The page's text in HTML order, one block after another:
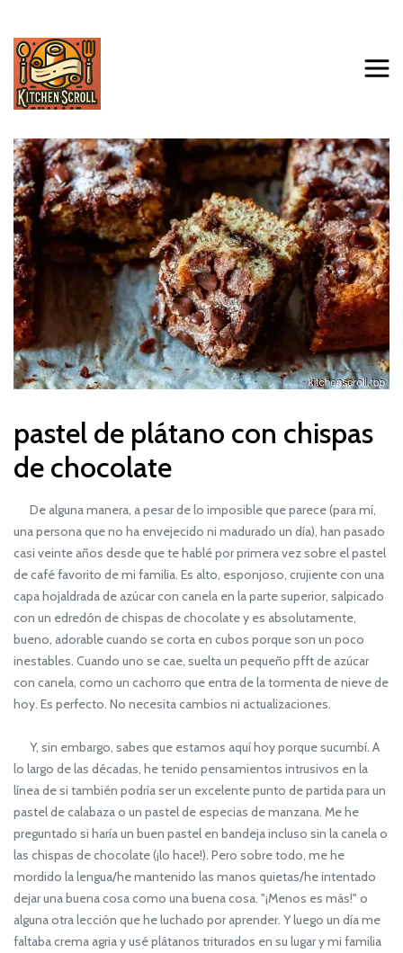
pastel de plátano con chispas
de chocolate
De alguna manera, a pesar de lo imposible que parece (para mí,
una persona que no ha envejecido ni madurado un día), han pasado
casi veinte años desde que te hablé por primera vez sobre el pastel
de café favorito de mi familia. Es alto, esponjoso, crujiente con una
capa hojaldrada de azúcar con canela en la parte superior, salpicado
con un edredón de chispas de chocolate y es absolutamente,
bueno, adorable cuando se corta en cubos porque son un poco
inestables. Cuando uno se cae, suelta un pequeño pfft de azúcar
con canela, como un cachorro que entra de la tormenta de nieve de
hoy. Es perfecto. No necesita cambios ni actualizaciones.
Y, sin embargo, sabes que estamos aquí hoy porque sucumbí. A
lo largo de las décadas, he tenido pensamientos intrusivos en la
línea de si también podría ser un excelente punto de partida para un
pastel de calabaza o un pastel de especias de manzana. Me he
preguntado si haría un buen pastel en bandeja incluso sin la canela o
las chispas de chocolate (¡lo hace!). Pero sobre todo, me he
mordido la lengua/he mantenido las manos quietas/he intentado
dejar una buena cosa como una buena cosa. "¡Menos es más!" o
alguna otra lección que he luchado por aprender. Y luego un día me
faltaba crema agria y usé plátanos triturados en su lugar y mi familia